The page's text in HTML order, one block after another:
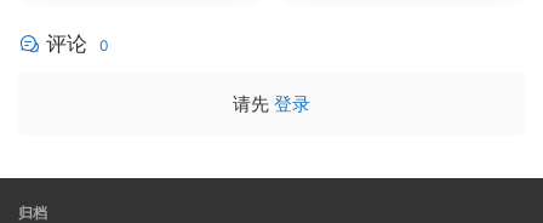
评论 0
请先 登录
归档